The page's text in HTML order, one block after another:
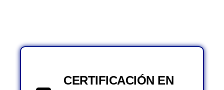
CERTIFICACIÓN EN